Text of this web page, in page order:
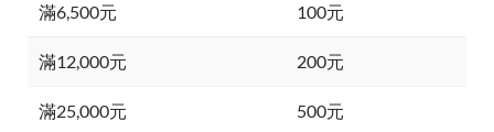
滿6,500元 100元
滿12,000元 200元
滿25,000元 500元